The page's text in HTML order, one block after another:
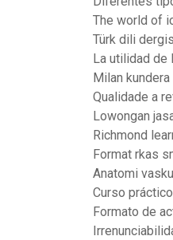
The world of
Türk dili
La utilidad
Milan
Qualidade a
Lowongan
Richmond
Format rkas
Anatomi
Curso
Formato de